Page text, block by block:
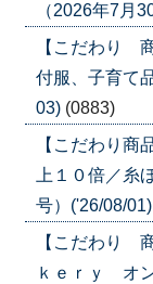
（2026年7月
【こだわり
付服、子育て
03) (0883)
【こだわり
上１０倍／糸
号）('26/08/01)
【こだわり
ｋｅｒｙ オ